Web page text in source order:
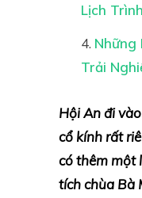
Lịch
Những
Trải
Hội Anđi
cổ kính rất
có thêm một
tích chùa Bà